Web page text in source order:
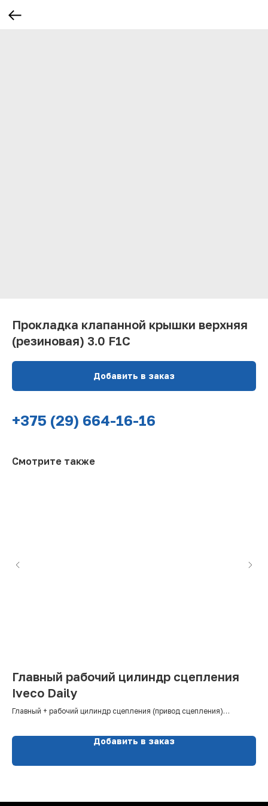
Прокладка клапанной крышки верхняя
(резиновая) 3.0 F1C
Добавить в заказ
+375 (29) 664-16-16
Смотрите также
Главный рабочий цилиндр сцепления
Iveco Daily
Главный + рабочий цилиндр сцепления (привод сцепления)
Добавить в заказ